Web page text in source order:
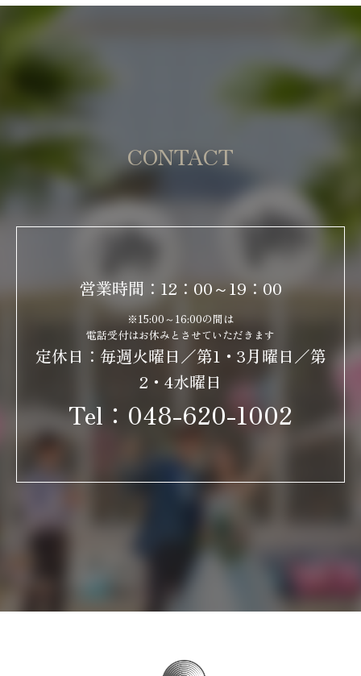
CONTACT
営業時間：12：00～19：00
※15:00～16:00の間は
電話受付はお休みとさせていただきます
定休日：毎週火曜日／第1・3月曜日／第
2・4水曜日
Tel： 048-620-1002